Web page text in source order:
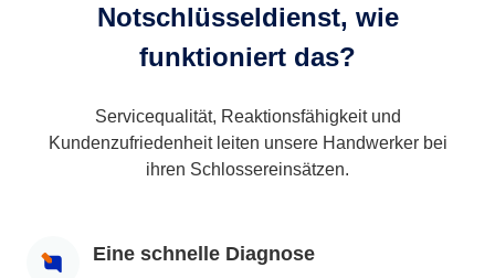
Notschlüsseldienst, wie
funktioniert das?
Servicequalität, Reaktionsfähigkeit und
Kundenzufriedenheit leiten unsere Handwerker bei
ihren Schlossereinsätzen.
Eine schnelle Diagnose